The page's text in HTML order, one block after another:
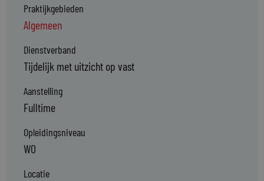
Praktijkgebieden
Algemeen
Dienstverband
Tijdelijk met uitzicht op vast
Aanstelling
Fulltime
Opleidingsniveau
WO
Locatie